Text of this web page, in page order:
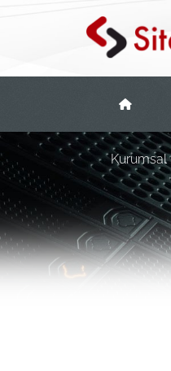
Kurumsal